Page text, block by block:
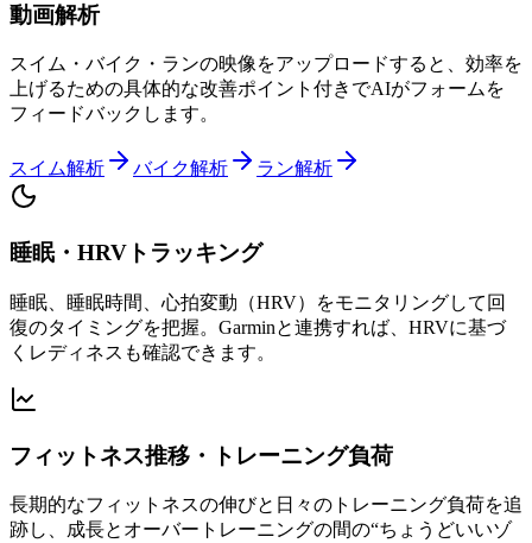
動画解析
スイム・バイク・ランの映像をアップロードすると、効率を
上げるための具体的な改善ポイント付きでAIがフォームを
フィードバックします。
スイム解析 バイク解析 ラン解析
睡眠・HRVトラッキング
睡眠、睡眠時間、心拍変動（HRV）をモニタリングして回
復のタイミングを把握。Garminと連携すれば、HRVに基づ
くレディネスも確認できます。
フィットネス推移・トレーニング負荷
長期的なフィットネスの伸びと日々のトレーニング負荷を追
跡し、成長とオーバートレーニングの間の“ちょうどいいゾ